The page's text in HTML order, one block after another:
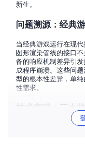
新生。
问题溯源：经典
当经典游戏运行在现
图形渲染管线的接口
备的响应机制差异引
成程序崩溃。这些问
型的根本性差异，单
性需求。
技术突破：三大